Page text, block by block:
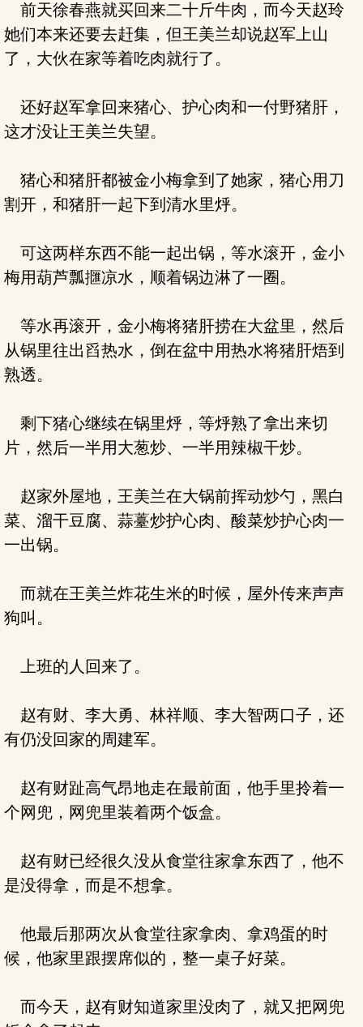
前天徐春燕就买回来二十斤牛肉，而今天赵玲
她们本来还要去赶集，但王美兰却说赵军上山
了，大伙在家等着吃肉就行了。
还好赵军拿回来猪心、护心肉和一付野猪肝，
这才没让王美兰失望。
猪心和猪肝都被金小梅拿到了她家，猪心用刀
割开，和猪肝一起下到清水里烀。
可这两样东西不能一起出锅，等水滚开，金小
梅用葫芦瓢擓凉水，顺着锅边淋了一圈。
等水再滚开，金小梅将猪肝捞在大盆里，然后
从锅里往出舀热水，倒在盆中用热水将猪肝焐到
熟透。
剩下猪心继续在锅里烀，等烀熟了拿出来切
片，然后一半用大葱炒、一半用辣椒干炒。
赵家外屋地，王美兰在大锅前挥动炒勺，黑白
菜、溜干豆腐、蒜薹炒护心肉、酸菜炒护心肉一
一出锅。
而就在王美兰炸花生米的时候，屋外传来声声
狗叫。
上班的人回来了。
赵有财、李大勇、林祥顺、李大智两口子，还
有仍没回家的周建军。
赵有财趾高气昂地走在最前面，他手里拎着一
个网兜，网兜里装着两个饭盒。
赵有财已经很久没从食堂往家拿东西了，他不
是没得拿，而是不想拿。
他最后那两次从食堂往家拿肉、拿鸡蛋的时
候，他家里跟摆席似的，整一桌子好菜。
而今天，赵有财知道家里没肉了，就又把网兜